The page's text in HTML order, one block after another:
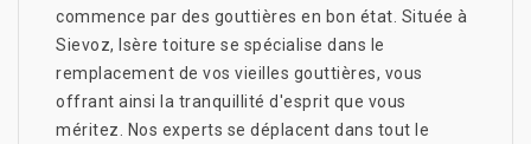
commence par des gouttières en bon état. Située à
Sievoz, Isère toiture se spécialise dans le
remplacement de vos vieilles gouttières, vous
offrant ainsi la tranquillité d'esprit que vous
méritez. Nos experts se déplacent dans tout le